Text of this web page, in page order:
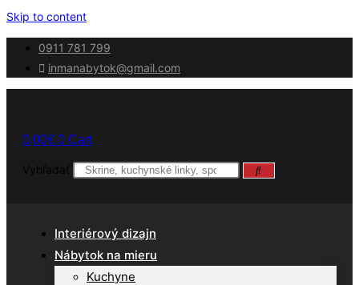
Skip to content
0911 781 799
inmanabytok@gmail.com
0,00€ 0 Cart
Vyhľadať
Interiérový dizajn
Nábytok na mieru
Kuchyne